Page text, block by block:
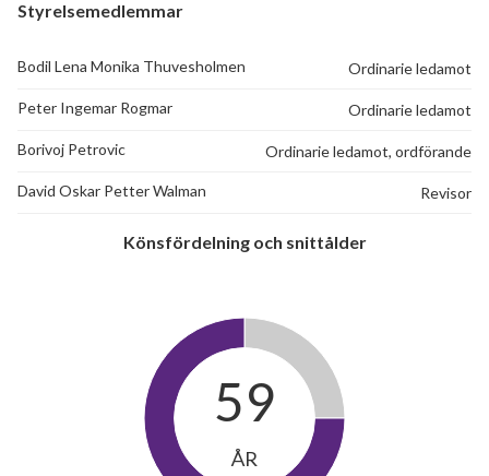
Styrelsemedlemmar
Bodil Lena Monika Thuvesholmen Ordinarie ledamot
Peter Ingemar Rogmar Ordinarie ledamot
Borivoj Petrovic Ordinarie ledamot, ordförande
David Oskar Petter Walman Revisor
Könsfördelning och snittålder
59
ÅR